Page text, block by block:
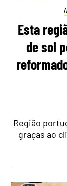
Esta
de sol
Região
graças ao